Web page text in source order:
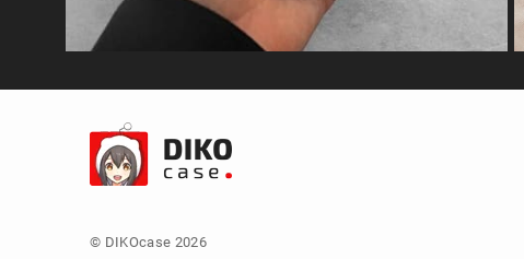
ФОП Карпенко Альона Андріївна